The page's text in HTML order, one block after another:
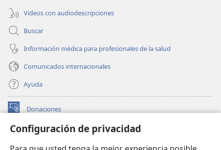
Configuración de privacidad
Videos con audiodescripciones
Buscar
Información médica para profesionales de la salud
Comunicados internacionales
Ayuda
Donaciones
(abre
nueva BIBLIOTECA EN LÍNEA Watchtower™